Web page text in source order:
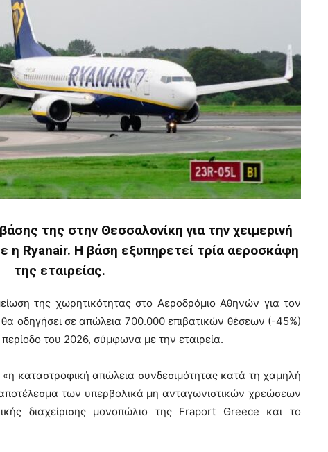
της στην Θεσσαλονίκη για την χειμερινή
η Ryanair. Η βάση εξυπηρετεί τρία αεροσκάφη
της εταιρείας.
της χωρητικότητας στο Αεροδρόμιο Αθηνών για τον
οδηγήσει σε απώλεια 700.000 επιβατικών θέσεων (-45%)
του 2026, σύμφωνα με την εταιρεία.
καταστροφική απώλεια συνδεσιμότητας κατά τη χαμηλή
αποτέλεσμα των υπερβολικά μη ανταγωνιστικών χρεώσεων
διαχείρισης μονοπώλιο της Fraport Greece και το